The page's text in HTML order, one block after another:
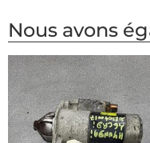
Nous avons